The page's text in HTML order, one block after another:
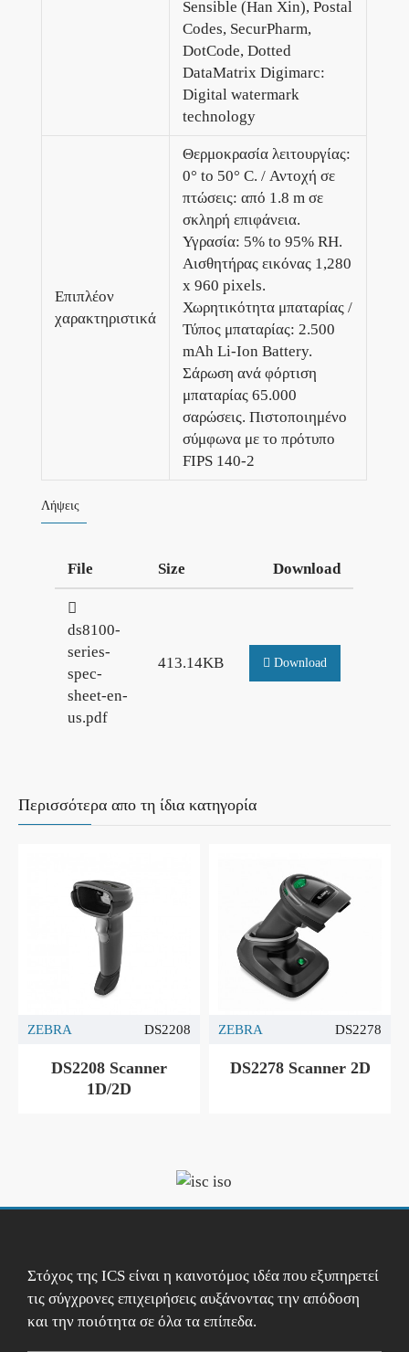
Sensible (Han Xin), Postal
Codes, SecurPharm,
DotCode, Dotted
DataMatrix Digimarc:
Digital watermark
technology
Επιπλέον
χαρακτηριστικά
Θερμοκρασία λειτουργίας:
0° to 50° C. / Αντοχή σε
πτώσεις: από 1.8 m σε
σκληρή επιφάνεια.
Υγρασία: 5% to 95% RH.
Αισθητήρας εικόνας 1,280
x 960 pixels.
Χωρητικότητα μπαταρίας /
Τύπος μπαταρίας: 2.500
mAh Li-Ion Battery.
Σάρωση ανά φόρτιση
μπαταρίας 65.000
σαρώσεις. Πιστοποιημένο
σύμφωνα με το πρότυπο
FIPS 140-2
Λήψεις
File Size Download
ds8100-
series-
spec-
sheet-en-
us.pdf
413.14KB Download
Περισσότερα απο τη ίδια κατηγορία
ZEBRA DS2208
DS2208 Scanner
1D/2D
ZEBRA DS2278
DS2278 Scanner 2D
Στόχος της ICS είναι η καινοτόμος ιδέα που εξυπηρετεί
τις σύγχρονες επιχειρήσεις αυξάνοντας την απόδοση
και την ποιότητα σε όλα τα επίπεδα.